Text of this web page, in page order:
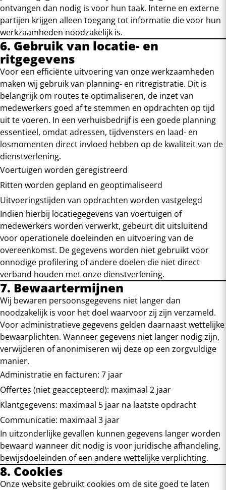
ontvangen dan nodig is voor hun taak. Interne en externe
partijen krijgen alleen toegang tot informatie die voor hun
werkzaamheden noodzakelijk is.
6. Gebruik van locatie- en
ritgegevens
Voor een efficiënte uitvoering van onze werkzaamheden
maken wij gebruik van planning- en ritregistratie. Dit is
belangrijk om routes te optimaliseren, de inzet van
medewerkers goed af te stemmen en opdrachten op tijd
uit te voeren. In een verhuisbedrijf is een goede planning
essentieel, omdat adressen, tijdvensters en laad- en
losmomenten direct invloed hebben op de kwaliteit van de
dienstverlening.
Voertuigen worden geregistreerd
Ritten worden gepland en geoptimaliseerd
Uitvoeringstijden van opdrachten worden vastgelegd
Indien hierbij locatiegegevens van voertuigen of
medewerkers worden verwerkt, gebeurt dit uitsluitend
voor operationele doeleinden en uitvoering van de
overeenkomst. De gegevens worden niet gebruikt voor
onnodige profilering of andere doelen die niet direct
verband houden met onze dienstverlening.
7. Bewaartermijnen
Wij bewaren persoonsgegevens niet langer dan
noodzakelijk is voor het doel waarvoor zij zijn verzameld.
Voor administratieve gegevens gelden daarnaast wettelijke
bewaarplichten. Wanneer gegevens niet langer nodig zijn,
verwijderen of anonimiseren wij deze op een zorgvuldige
manier.
Administratie en facturen: 7 jaar
Offertes (niet geaccepteerd): maximaal 2 jaar
Klantgegevens: maximaal 5 jaar na laatste opdracht
Communicatie: maximaal 3 jaar
In uitzonderlijke gevallen kunnen gegevens langer worden
bewaard wanneer dit nodig is voor juridische afhandeling,
bewijsdoeleinden of een andere wettelijke verplichting.
8. Cookies
Onze website gebruikt cookies om de site goed te laten